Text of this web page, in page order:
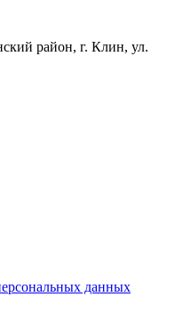
район, г. Клин, ул.
данных